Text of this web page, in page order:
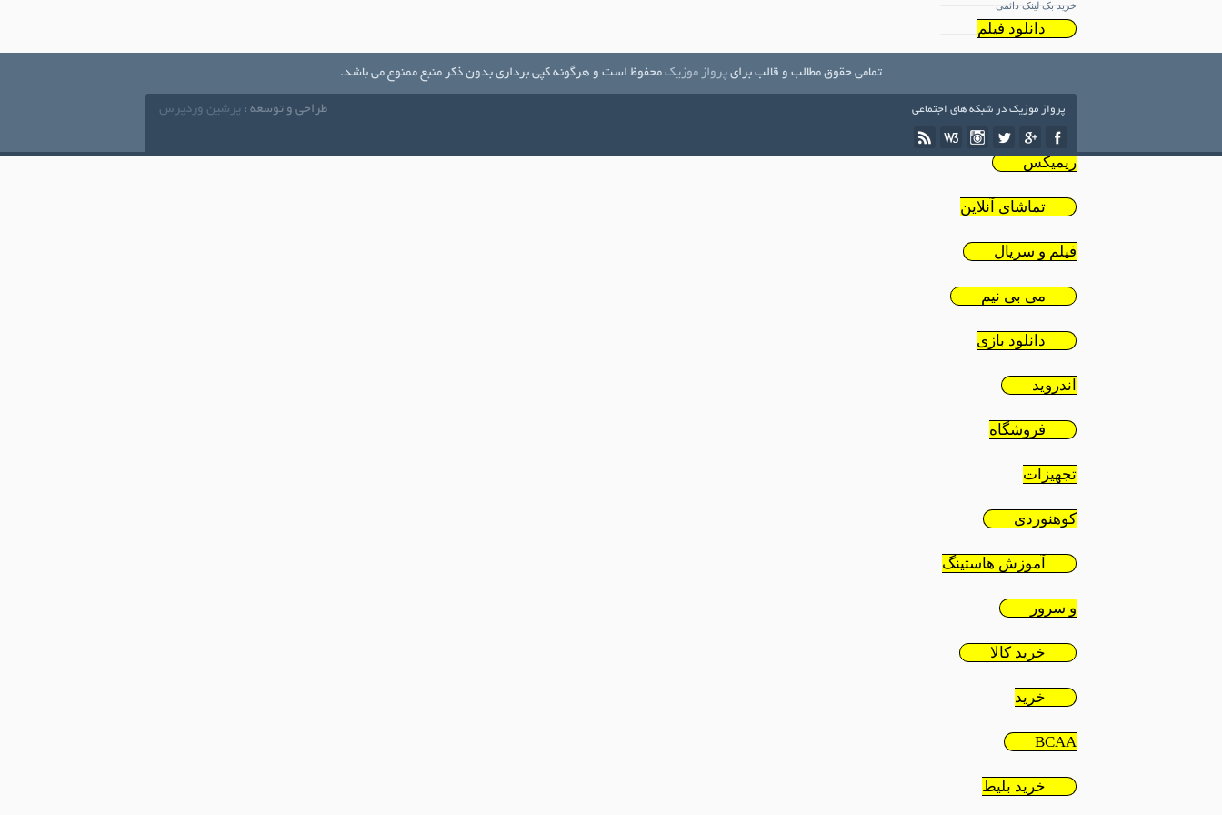
خرید بک لینک دائمی
دانلود فیلم
دانلود
ریمیکس
تماشای آنلاین
فیلم و سریال
می بی نیم
دانلود بازی
اندروید
فروشگاه
تجهیزات
کوهنوردی
آموزش هاستینگ
و سرور
خرید کالا
خرید
BCAA
خرید بلیط
تمامی حقوق مطالب و قالب برای پرواز موزیک محفوظ است و هرگونه کپی برداری بدون ذکر منبع ممنوع می باشد.
پرواز موزیک در شبکه های اجتماعی طراحی و توسعه : پرشین وردپرس